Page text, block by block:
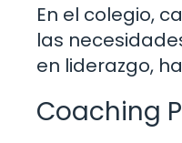
En el colegio,
las
en liderazgo,
Coaching